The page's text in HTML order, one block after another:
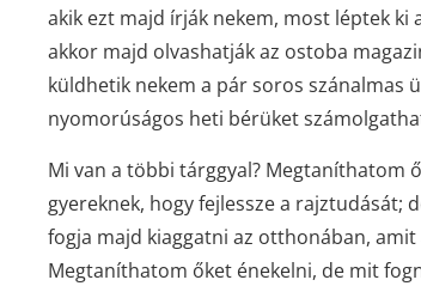
akik ezt majd írják nekem, most léptek
akkor majd olvashatják az ostoba
küldhetik nekem a pár soros szánalmas
nyomorúságos heti bérüket
Mi van a többi tárggyal? Megtaníthatom
gyereknek, hogy fejlessze a rajztudását;
fogja majd kiaggatni az otthonában,
Megtaníthatom őket énekelni, de mit